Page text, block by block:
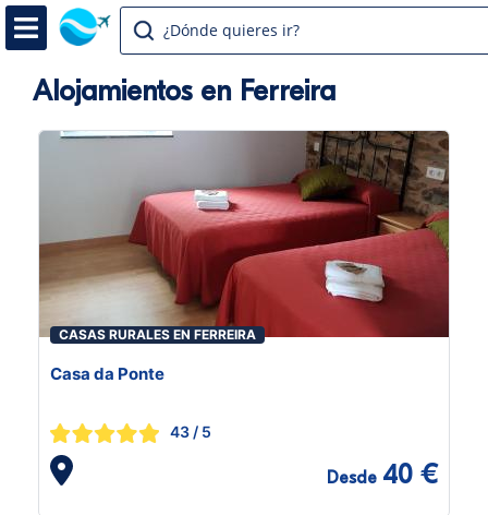
¿Dónde quieres ir?
Alojamientos en Ferreira
CASAS RURALES EN FERREIRA
Casa da Ponte
43 / 5
Desde 40 €